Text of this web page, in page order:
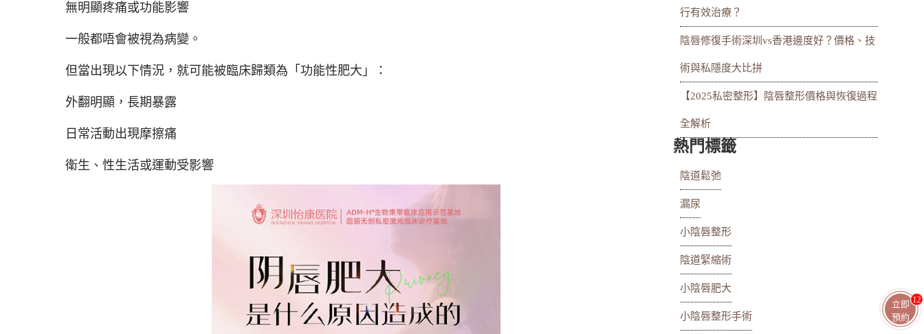
無明顯疼痛或功能影響
一般都唔會被視為病變。
但當出現以下情況，就可能被臨床歸類為「功能性肥大」：
外翻明顯，長期暴露
日常活動出現摩擦痛
衛生、性生活或運動受影響
行有效治療？
陰唇修復手術深圳vs香港邊度好？價格、技
術與私隱度大比拼
【2025私密整形】陰唇整形價格與恢復過程
全解析
熱門標籤
陰道鬆弛
漏尿
小陰唇整形
陰道緊縮術
小陰唇肥大
小陰唇整形手術
立即
預約
13